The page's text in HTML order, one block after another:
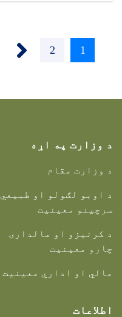
اوسنی
1 پاڼه
2
د وزارت په اړه
د وزارت مقام
د اوبو لګولو او طبیعي
سرچینو معینیت
د کرنیزو او مالدارۍ
چارو معینیت
مالي او اداري معینیت
اطلاعات